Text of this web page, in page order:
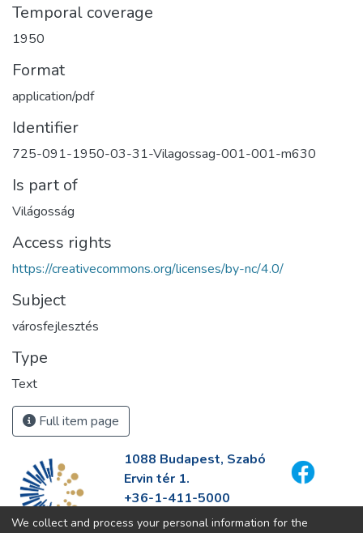
Temporal coverage
1950
Format
application/pdf
Identifier
725-091-1950-03-31-Vilagossag-001-001-m630
Is part of
Világosság
Access rights
https://creativecommons.org/licenses/by-nc/4.0/
Subject
városfejlesztés
Type
Text
Full item page
1088 Budapest, Szabó
Ervin tér 1.
+36-1-411-5000
info@fszek.hu
We collect and process your personal information for the